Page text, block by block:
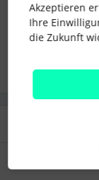
personio
Akzeptieren
Ihre
die Zukunft